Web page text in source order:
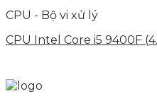
CPU - Bộ vi xử lý
CPU Intel Core i5 9400F